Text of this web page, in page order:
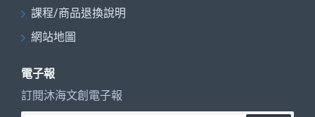
課程/商品退換說明
網站地圖
電子報
訂閱沐海文創電子報